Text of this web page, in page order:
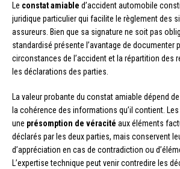
Le constat amiable d’accident automobile
juridique particulier qui facilite le règlement des
assureurs. Bien que sa signature ne soit pas
standardisé présente l’avantage de documenter
circonstances de l’accident et la répartition des
les déclarations des parties.
La valeur probante du constat amiable dépend
la cohérence des informations qu’il contient.
une présomption de véracité aux éléments
déclarés par les deux parties, mais conservent
d’appréciation en cas de contradiction ou
L’expertise technique peut venir contredire les